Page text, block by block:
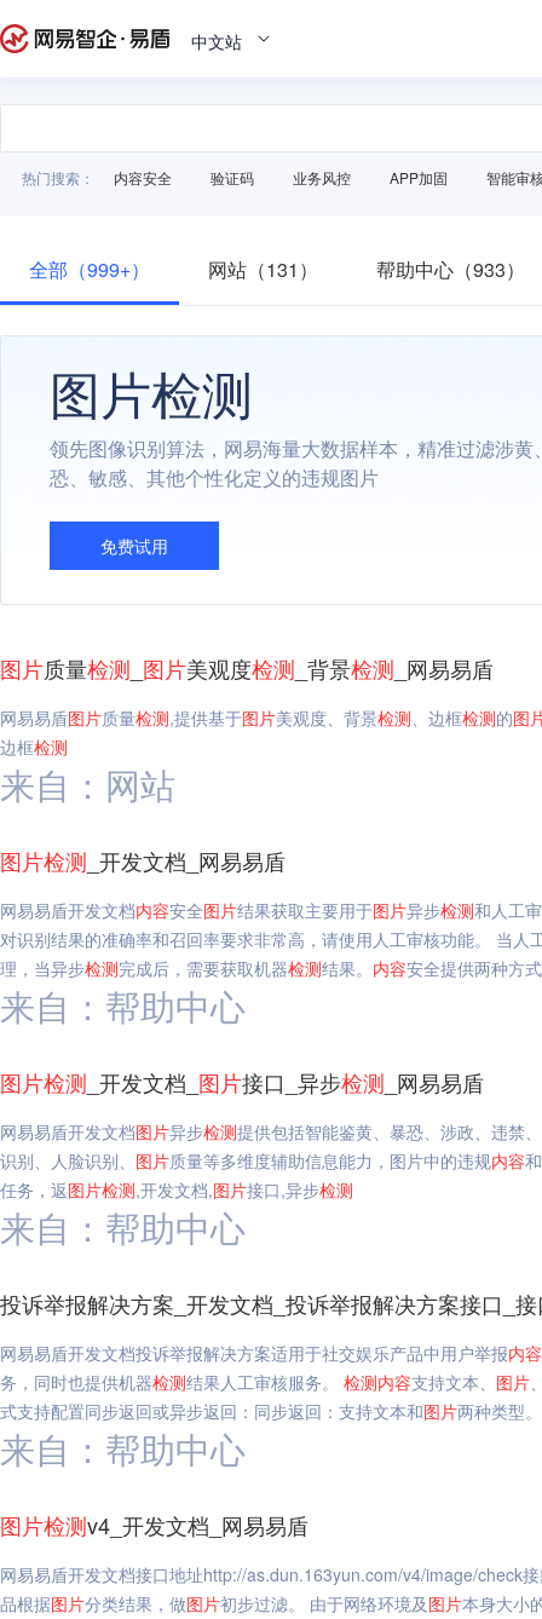
中文站
热门搜索： 内容安全 验证码 业务风控 APP加固 智能审
全部（999+） 网站（131） 帮助中心（933）
图片检测
领先图像识别算法，网易海量大数据样本，精准过滤涉黄
恐、敏感、其他个性化定义的违规图片
免费试用
图片质量检测 图片美观度检测 _背景检测 _网易易盾
网易易盾图片质量检测,提供基于图片美观度、背景检测、边框检测的图
边框检测
来自：网站
图片检测 _开发文档_网易易盾
网易易盾开发文档内容安全图片结果获取主要用于图片异步检测和人工
对识别结果的准确率和召回率要求非常高，请使用人工审核功能。 当人
理，当异步检测完成后，需要获取机器检测结果。 内容安全提供两种方
来自：帮助中心
图片检测 _开发文档_ 图片接口_异步检测 _网易易盾
网易易盾开发文档图片异步检测提供包括智能鉴黄、暴恐、涉政、违禁
识别、人脸识别、 图片质量等多维度辅助信息能力，图片中的违规内容
任务，返图片检测,开发文档,图片接口,异步检测
来自：帮助中心
投诉举报解决方案_开发文档_投诉举报解决方案接口_
网易易盾开发文档投诉举报解决方案适用于社交娱乐产品中用户举报内容
务，同时也提供机器检测结果人工审核服务。 检测内容支持文本、 图片
式支持配置同步返回或异步返回：同步返回：支持文本和图片两种类型
述
来自：帮助中心
图片检测v4_开发文档_网易易盾
网易易盾开发文档接口地址http://as.dun.163yun.com/v4/image/check
品根据图片分类结果，做图片初步过滤。 由于网络环境及图片本身大小